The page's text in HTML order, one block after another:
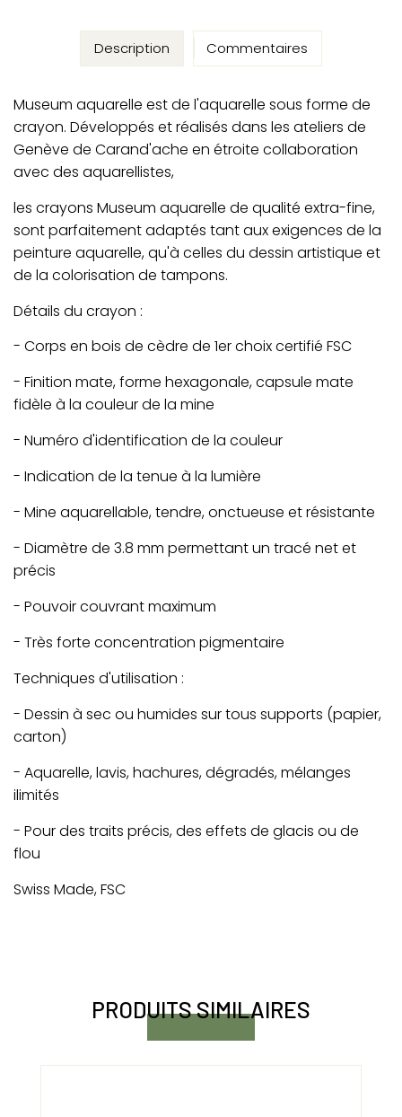
Description
Museum aquarelle est de l'aquarelle sous forme de
crayon. Développés et réalisés dans les ateliers de
Genève de Carand'ache en étroite collaboration
avec des aquarellistes,
les crayons Museum aquarelle de qualité extra-fine,
sont parfaitement adaptés tant aux exigences de la
peinture aquarelle, qu'à celles du dessin artistique et
de la colorisation de tampons.
Détails du crayon :
- Corps en bois de cèdre de 1er choix certifié FSC
- Finition mate, forme hexagonale, capsule mate
fidèle à la couleur de la mine
- Numéro d'identification de la couleur
- Indication de la tenue à la lumière
- Mine aquarellable, tendre, onctueuse et résistante
- Diamètre de 3.8 mm permettant un tracé net et
précis
- Pouvoir couvrant maximum
- Très forte concentration pigmentaire
Techniques d'utilisation :
- Dessin à sec ou humides sur tous supports (papier,
carton)
- Aquarelle, lavis, hachures, dégradés, mélanges
ilimités
- Pour des traits précis, des effets de glacis ou de
flou
Swiss Made, FSC
Commentaires
PRODUITS SIMILAIRES